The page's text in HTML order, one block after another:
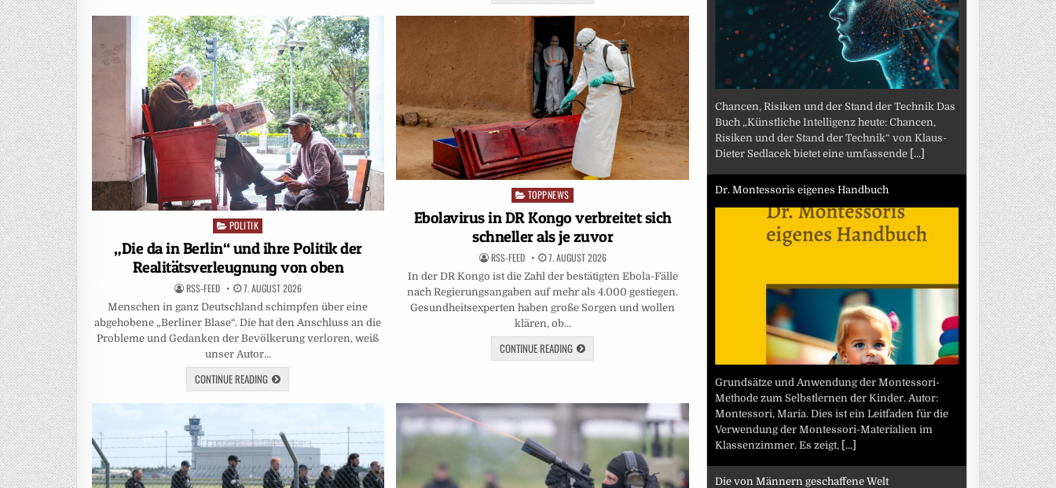
Posted
in
POLITIK
„Die da in Berlin“ und ihre Politik der
Realitätsverleugnung von oben
RSS-FEED 7. AUGUST 2026
Menschen in ganz Deutschland schimpfen über eine
abgehobene „Berliner Blase“. Die hat den Anschluss an die
Probleme und Gedanken der Bevölkerung verloren, weiß
unser Autor…
CONTINUE READING
Posted
in
TOPPNEWS
Ebolavirus in DR Kongo verbreitet sich
schneller als je zuvor
RSS-FEED 7. AUGUST 2026
In der DR Kongo ist die Zahl der bestätigten Ebola-Fälle
nach Regierungsangaben auf mehr als 4.000 gestiegen.
Gesundheitsexperten haben große Sorgen und wollen
klären, ob…
CONTINUE READING
Chancen, Risiken und der Stand der Technik Das
Buch „Künstliche Intelligenz heute: Chancen,
Risiken und der Stand der Technik“ von Klaus-
Dieter Sedlacek bietet eine umfassende [...]
Dr. Montessoris eigenes Handbuch
Grundsätze und Anwendung der Montessori-
Methode zum Selbstlernen der Kinder. Autor:
Montessori, Maria. Dies ist ein Leitfaden für die
Verwendung der Montessori-Materialien im
Klassenzimmer. Es zeigt, [...]
Die von Männern geschaffene Welt